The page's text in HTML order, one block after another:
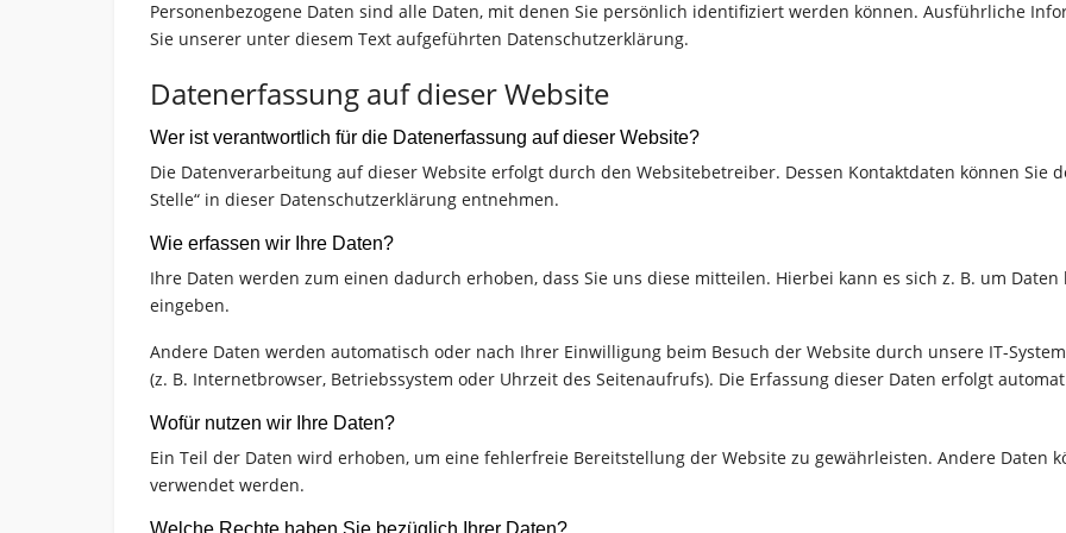
Personenbezogene Daten sind alle Daten, mit denen Sie persönlich identifiziert werden können. Ausführliche
Sie unserer unter diesem Text aufgeführten Datenschutzerklärung.
Datenerfassung auf dieser Website
Wer ist verantwortlich für die Datenerfassung auf dieser Website?
Die Datenverarbeitung auf dieser Website erfolgt durch den Websitebetreiber. Dessen Kontaktdaten können Sie
Stelle“ in dieser Datenschutzerklärung entnehmen.
Wie erfassen wir Ihre Daten?
Ihre Daten werden zum einen dadurch erhoben, dass Sie uns diese mitteilen. Hierbei kann es sich z. B. um
eingeben.
Andere Daten werden automatisch oder nach Ihrer Einwilligung beim Besuch der Website durch unsere IT-
(z. B. Internetbrowser, Betriebssystem oder Uhrzeit des Seitenaufrufs). Die Erfassung dieser Daten erfolgt
Wofür nutzen wir Ihre Daten?
Ein Teil der Daten wird erhoben, um eine fehlerfreie Bereitstellung der Website zu gewährleisten. Andere Daten
verwendet werden.
Welche Rechte haben Sie bezüglich Ihrer Daten?